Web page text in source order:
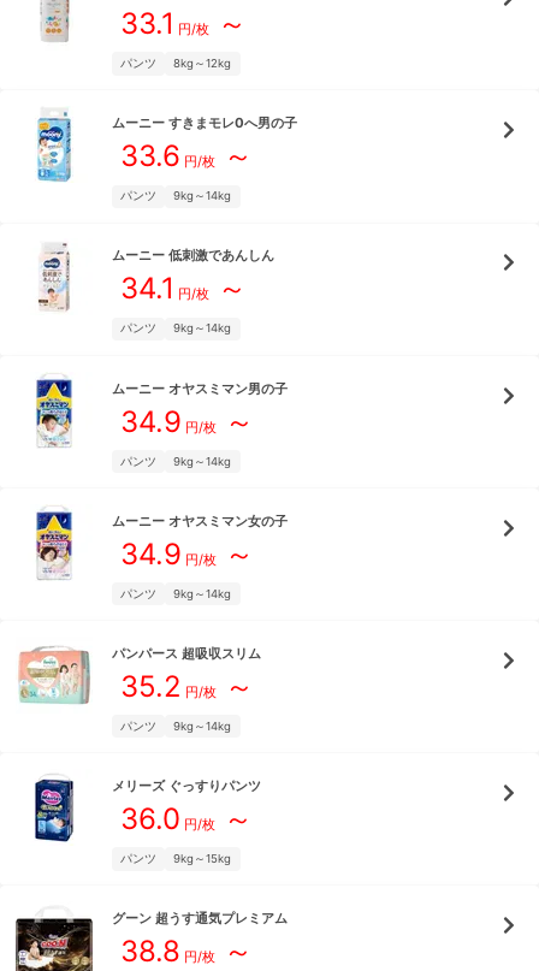
33.1 円/枚～
パンツ 8kg～12kg
ムーニー すきまモレ0へ男の子
33.6 円/枚～
パンツ 9kg～14kg
ムーニー 低刺激であんしん
34.1 円/枚～
パンツ 9kg～14kg
ムーニー オヤスミマン男の子
34.9 円/枚～
パンツ 9kg～14kg
ムーニー オヤスミマン女の子
34.9 円/枚～
パンツ 9kg～14kg
パンパース 超吸収スリム
35.2 円/枚～
パンツ 9kg～14kg
メリーズ ぐっすりパンツ
36.0 円/枚～
パンツ 9kg～15kg
グーン 超うす通気プレミアム
38.8 円/枚～